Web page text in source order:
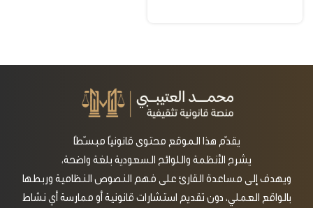
يقدّم هذا الموقع محتوى قانونيًا مبسّطًا
يشرح الأنظمة واللوائح السعودية بلغة واضحة،
ويهدف إلى مساعدة القارئ على فهم النصوص النظامية وربطها
بالواقع العملي، دون تقديم استشارات قانونية أو ممارسة أي نشاط